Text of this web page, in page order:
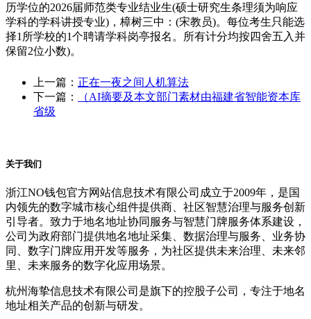
历学位的2026届师范类专业结业生(硕士研究生条理须为响应
学科的学科讲授专业)，樟树三中：(宋教员)。每位考生只能选
择1所学校的1个聘请学科岗亭报名。所有计分均按四舍五入并
保留2位小数)。
上一篇： 正在一夜之间人机算法
下一篇：
（AI摘要及本文部门素材由福建省智能资本库
省级
关于我们
浙江NO钱包官方网站信息技术有限公司成立于2009年，是国
内领先的数字城市核心组件提供商、社区智慧治理与服务创新
引导者。致力于地名地址协同服务与智慧门牌服务体系建设，
公司为政府部门提供地名地址采集、数据治理与服务、业务协
同、数字门牌应用开发等服务，为社区提供未来治理、未来邻
里、未来服务的数字化应用场景。
杭州海挚信息技术有限公司是旗下的控股子公司，专注于地名
地址相关产品的创新与研发。